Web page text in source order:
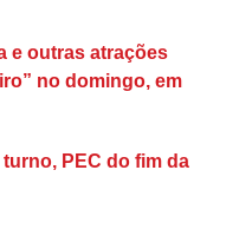
e outras atrações
no domingo, em
PEC do fim da